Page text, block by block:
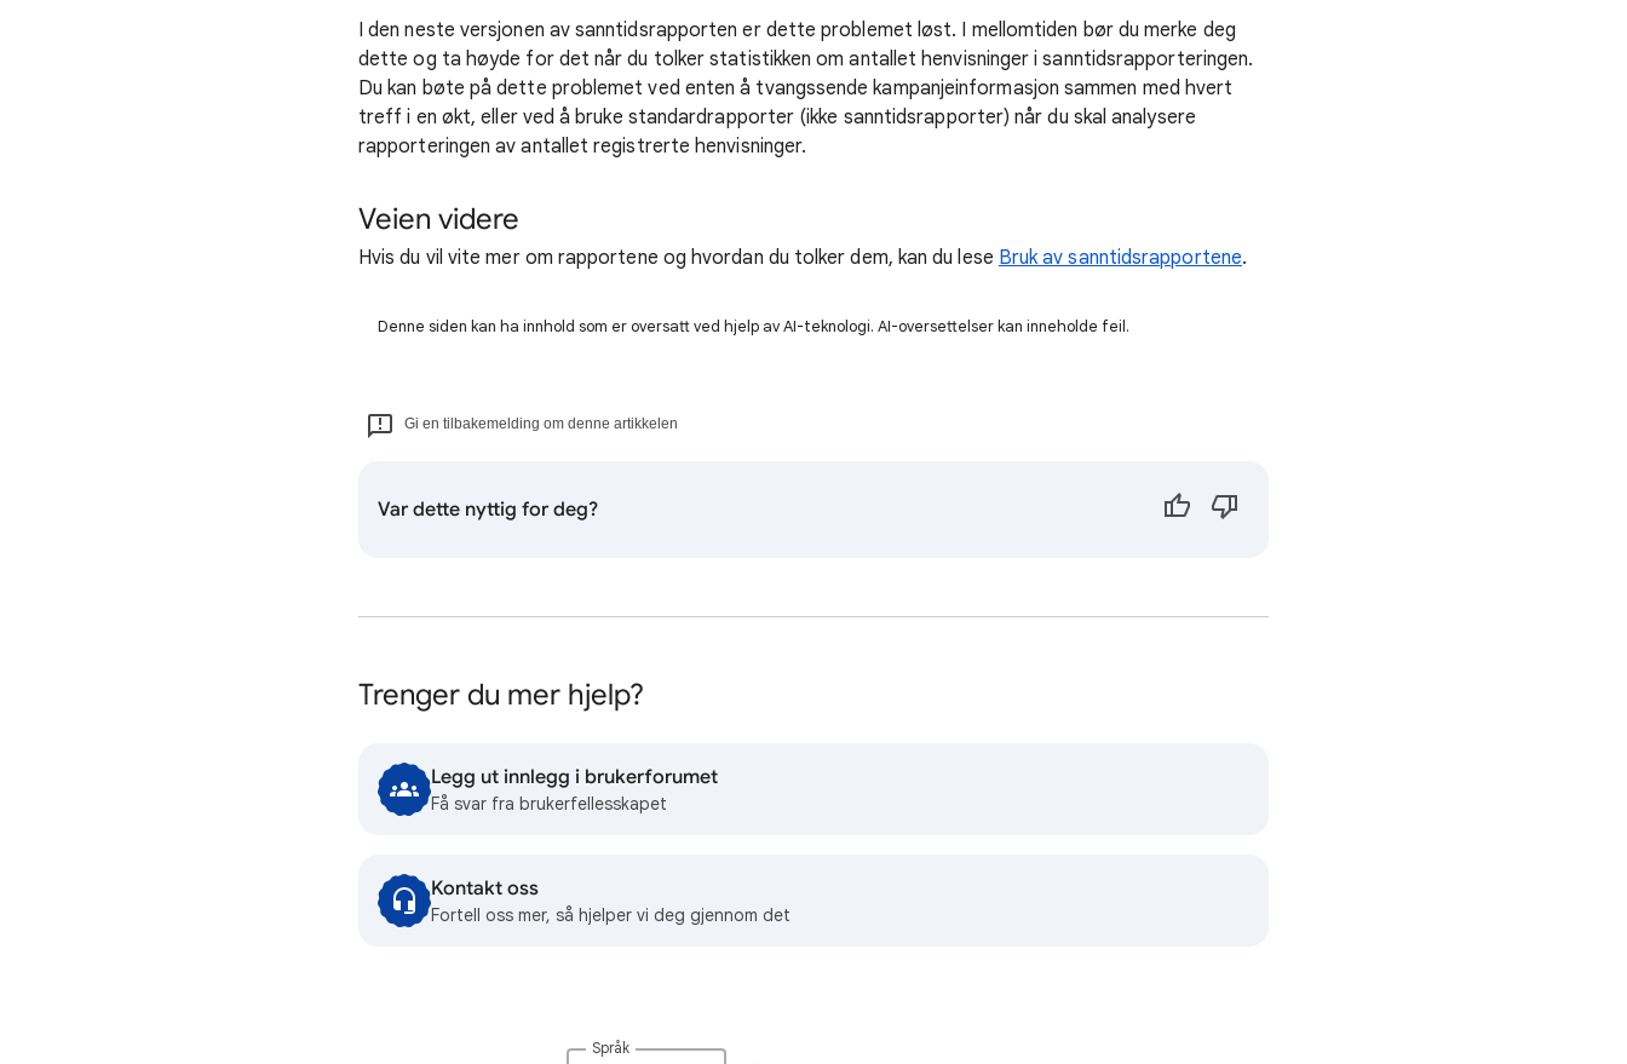
I den neste versjonen av sanntidsrapporten er dette problemet løst. I mellomtiden bør du merke deg
dette og ta høyde for det når du tolker statistikken om antallet henvisninger i sanntidsrapporteringen.
Du kan bøte på dette problemet ved enten å tvangssende kampanjeinformasjon sammen med hvert
treff i en økt, eller ved å bruke standardrapporter (ikke sanntidsrapporter) når du skal analysere
rapporteringen av antallet registrerte henvisninger.
Veien videre
Hvis du vil vite mer om rapportene og hvordan du tolker dem, kan du lese Bruk av sanntidsrapportene.
Denne siden kan ha innhold som er oversatt ved hjelp av AI-teknologi. AI-oversettelser kan inneholde feil.
Gi en tilbakemelding om denne artikkelen
Var dette nyttig for deg?
Trenger du mer hjelp?
Legg ut innlegg i brukerforumet
Få svar fra brukerfellesskapet
Kontakt oss
Fortell oss mer, så hjelper vi deg gjennom det
Språk